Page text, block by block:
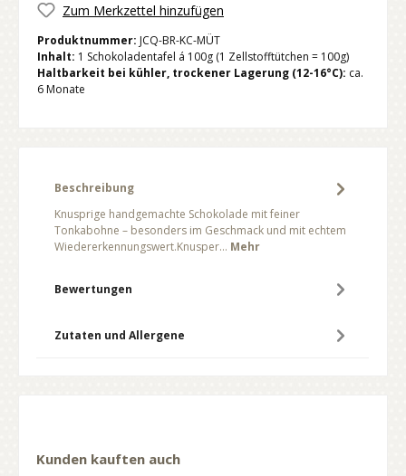
Zum Merkzettel hinzufügen
Produktnummer: JCQ-BR-KC-MÜT
Inhalt: 1 Schokoladentafel á 100g (1 Zellstofftütchen = 100g)
Haltbarkeit bei kühler, trockener Lagerung (12-16°C): ca.
6 Monate
Beschreibung
Knusprige handgemachte Schokolade mit feiner
Tonkabohne – besonders im Geschmack und mit echtem
Wiedererkennungswert.Knusper… Mehr
Bewertungen
Zutaten und Allergene
Kunden kauften auch